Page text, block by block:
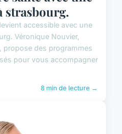
strasbourg.
accessible avec une
Véronique Nouvier,
propose des programmes
pour vous accompagner
8 min de lecture →